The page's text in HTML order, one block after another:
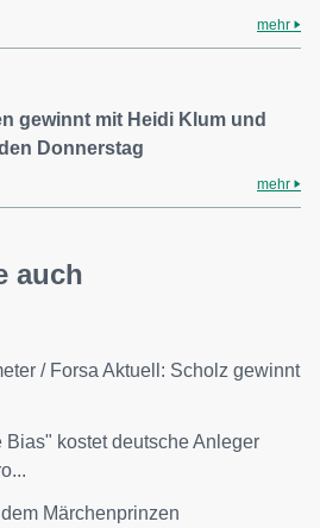
mehr
gewinnt mit Heidi Klum und
Donnerstag
mehr
auch
/ Forsa Aktuell: Scholz gewinnt
kostet deutsche Anleger
Märchenprinzen